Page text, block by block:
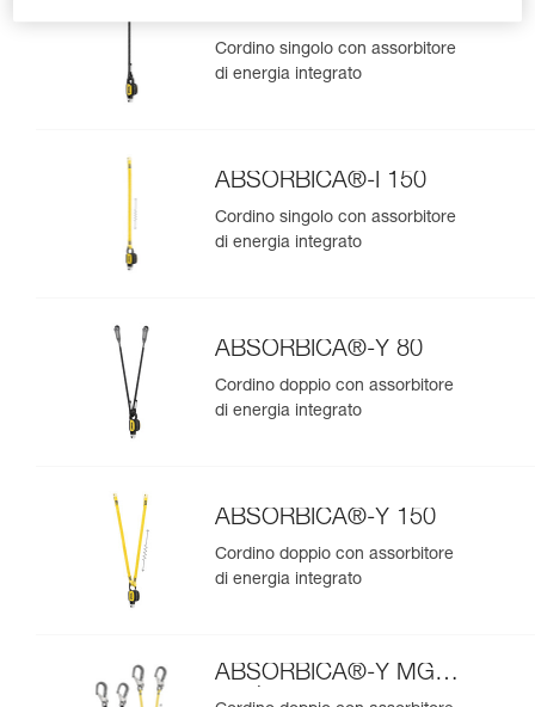
Cordino singolo con assorbitore
di energia integrato
ABSORBICA®-I 150
Cordino singolo con assorbitore
di energia integrato
ABSORBICA®-Y 80
Cordino doppio con assorbitore
di energia integrato
ABSORBICA®-Y 150
Cordino doppio con assorbitore
di energia integrato
ABSORBICA®-Y MGO
versione europea